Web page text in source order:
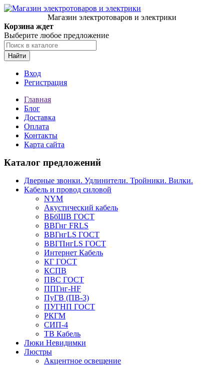
Магазин электротоваров и электрики
Корзина ждет
Выберите любое предложение
Найти
Вход
Регистрация
Главная
Блог
Доставка
Оплата
Контакты
Карта сайта
Каталог предложений
Дверные звонки. Удлинители. Тройники. Вилки.
Кабель и провод силовой
NYM
Акустический кабель
ВБбШВ ГОСТ
ВВГнг FRLS
ВВГнгLS ГОСТ
ВВГПнгLS ГОСТ
Интернет Кабель
КГ ГОСТ
КСПВ
ПВС ГОСТ
ППГнг-HF
ПуГВ (ПВ-3)
ПУГНП ГОСТ
РКГМ
СИП-4
ТВ Кабель
Люки Невидимки
Люстры
Акцентное освещение